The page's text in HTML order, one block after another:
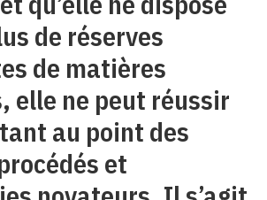
de réserves
de matières
elle ne peut réussir
au point des
et